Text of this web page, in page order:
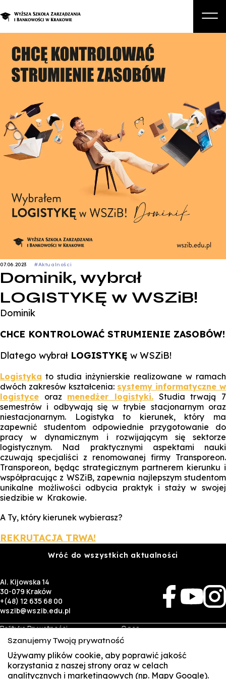
Kandydat
Student
Biznes
Zapisz się na studia
07.06.2023 #Aktualności
Dominik, wybrał
LOGISTYKĘ w WSZiB!
Dominik
CHCE KONTROLOWAĆ STRUMIENIE ZASOBÓW!
Dlatego wybrał LOGISTYKĘ w WSZiB!
Logistyka to studia inżynierskie realizowane w ramach
dwóch zakresów kształcenia: systemy informatyczne w
logistyce oraz menedżer logistyki. Studia trwają 7
semestrów i odbywają się w trybie stacjonarnym oraz
niestacjonarnym. Logistyka to kierunek, który ma
zapewnić studentom odpowiednie przygotowanie do
pracy w dynamicznym i rozwijającym się sektorze
logistycznym. Nad praktycznymi aspektami nauki
czuwają specjaliści z renomowanej firmy Transporeon.
Transporeon, będąc strategicznym partnerem kierunku i
współpracując z WSZiB, zapewnia najlepszym studentom
unikalne możliwości odbycia praktyk i staży w swojej
siedzibie w Krakowie.
A Ty, który kierunek wybierasz?
REKRUTACJA TRWA!
Wróć do wszystkich aktualności
Al. Kijowska 14
30-079 Kraków
+(48) 12 635 68 00
wszib@wszib.edu.pl
Polityka Prywatności
RODO
Identyfikacja wizualna
O nas
Rekrutacja
Studia
Kontakt
Szanujemy Twoją prywatność
Używamy plików cookie, aby poprawić jakość
korzystania z naszej strony oraz w celach
analitycznych i marketingowych (np. Mapy Google).